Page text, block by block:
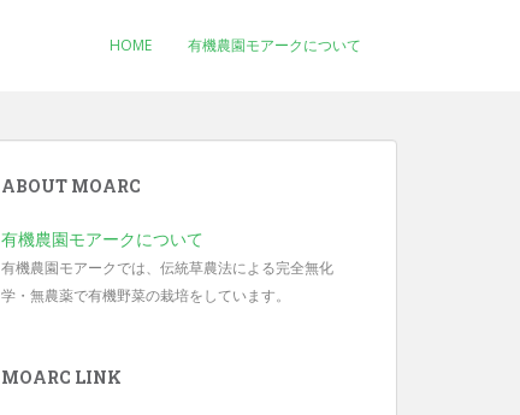
HOME 有機農園モアークについて
ABOUT MOARC
有機農園モアークについて
有機農園モアークでは、伝統草農法による完全無化
学・無農薬で有機野菜の栽培をしています。
MOARC LINK